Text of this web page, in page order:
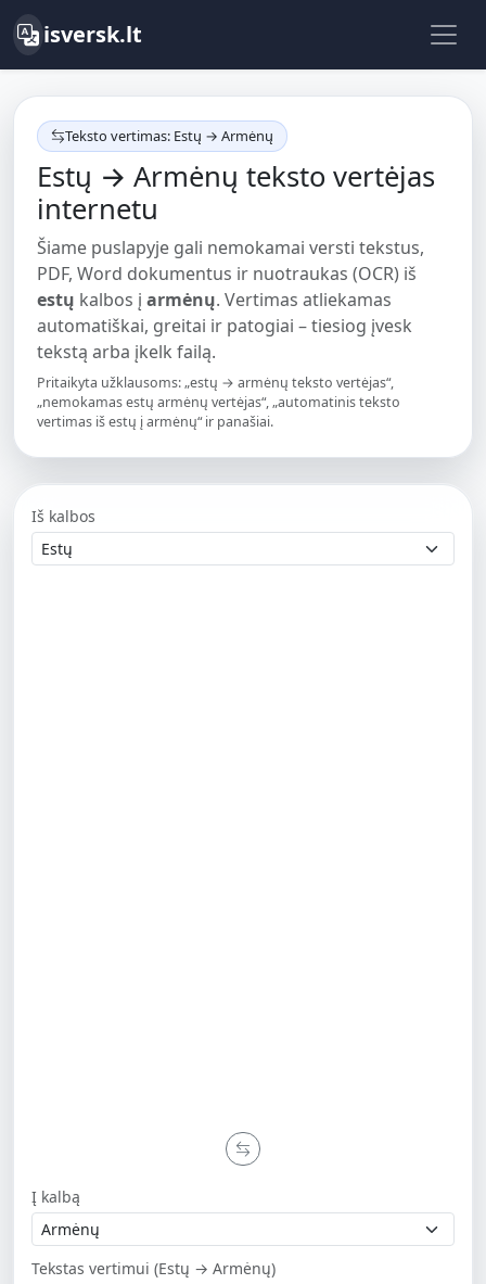
isversk.lt
Teksto vertimas: Estų → Armėnų
Estų → Armėnų teksto vertėjas
internetu
Šiame puslapyje gali nemokamai versti tekstus,
PDF, Word dokumentus ir nuotraukas (OCR) iš
estų kalbos į armėnų. Vertimas atliekamas
automatiškai, greitai ir patogiai – tiesiog įvesk
tekstą arba įkelk failą.
Pritaikyta užklausoms: „estų → armėnų teksto vertėjas“,
„nemokamas estų armėnų vertėjas“, „automatinis teksto
vertimas iš estų į armėnų“ ir panašiai.
Iš kalbos
Į kalbą
Tekstas vertimui (Estų → Armėnų)